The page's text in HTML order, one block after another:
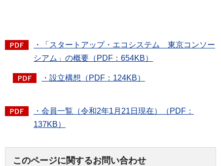
・「スタートアップ・エコシステム 東京コンソー
シアム」の概要（PDF：654KB）
・設立構想（PDF：124KB）
・会員一覧（令和2年1月21日現在）（PDF：
137KB）
このページに関するお問い合わせ